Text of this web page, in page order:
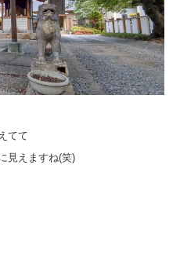
てて
見えますね(笑)